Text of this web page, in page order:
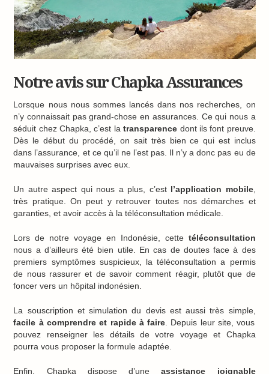
Notre avis sur Chapka Assurances
Lorsque nous nous sommes lancés dans nos recherches, on
n’y connaissait pas grand-chose en assurances. Ce qui nous a
séduit chez Chapka, c’est latransparence dont ils font preuve.
Dès le début du procédé, on sait très bien ce qui est inclus
dans l’assurance, et ce qu’il ne l’est pas. Il n’y a donc pas eu de
mauvaises surprises avec eux.
Un autre aspect qui nous a plus, c’est l’application mobile,
très pratique. On peut y retrouver toutes nos démarches et
garanties, et avoir accès à la téléconsultation médicale.
Lors de notre voyage en Indonésie, cette téléconsultation
nous a d’ailleurs été bien utile. En cas de doutes face à des
premiers symptômes suspicieux, la téléconsultation a permis
de nous rassurer et de savoir comment réagir, plutôt que de
foncer vers un hôpital indonésien.
La souscription et simulation du devis est aussi très simple,
facile à comprendre et rapide à faire. Depuis leur site, vous
pouvez renseigner les détails de votre voyage et Chapka
pourra vous proposer la formule adaptée.
Enfin, Chapka dispose d’uneassistance joignable